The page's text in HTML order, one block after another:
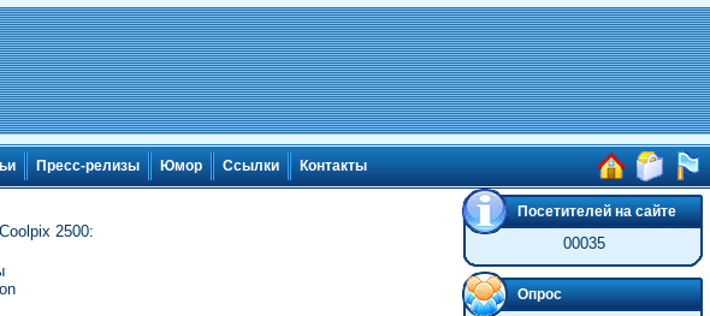
Пресс-релизы Юмор Ссылки Контакты
2500:
Посетителей на сайте
00035
Опрос